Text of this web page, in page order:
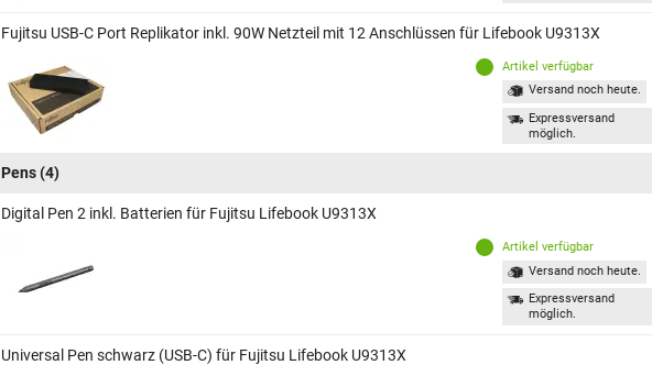
Fujitsu USB-C Port Replikator inkl. 90W Netzteil mit 12 Anschlüssen für Lifebook U9313X
Artikel verfügbar
Versand noch heute.
Expressversand
möglich.
Pens(4)
Digital Pen 2 inkl. Batterien für Fujitsu Lifebook U9313X
Artikel verfügbar
Versand noch heute.
Expressversand
möglich.
Universal Pen schwarz (USB-C) für Fujitsu Lifebook U9313X